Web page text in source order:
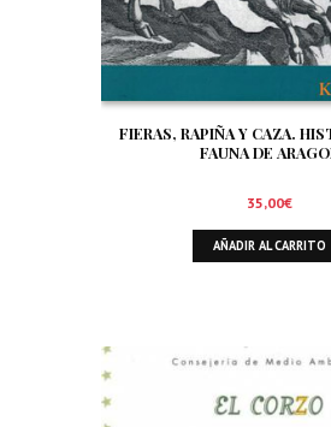
FIERAS, RAPIÑA Y CAZA.
FAUNA DE
35,00€
AÑADIR AL CARRITO